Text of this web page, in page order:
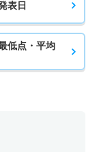
表日
低点・平均